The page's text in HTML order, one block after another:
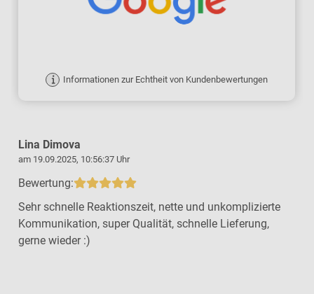
Informationen zur Echtheit von Kundenbewertungen
Lina Dimova
am 19.09.2025, 10:56:37 Uhr
Bewertung:
Sehr schnelle Reaktionszeit, nette und unkomplizierte
Kommunikation, super Qualität, schnelle Lieferung,
gerne wieder :)